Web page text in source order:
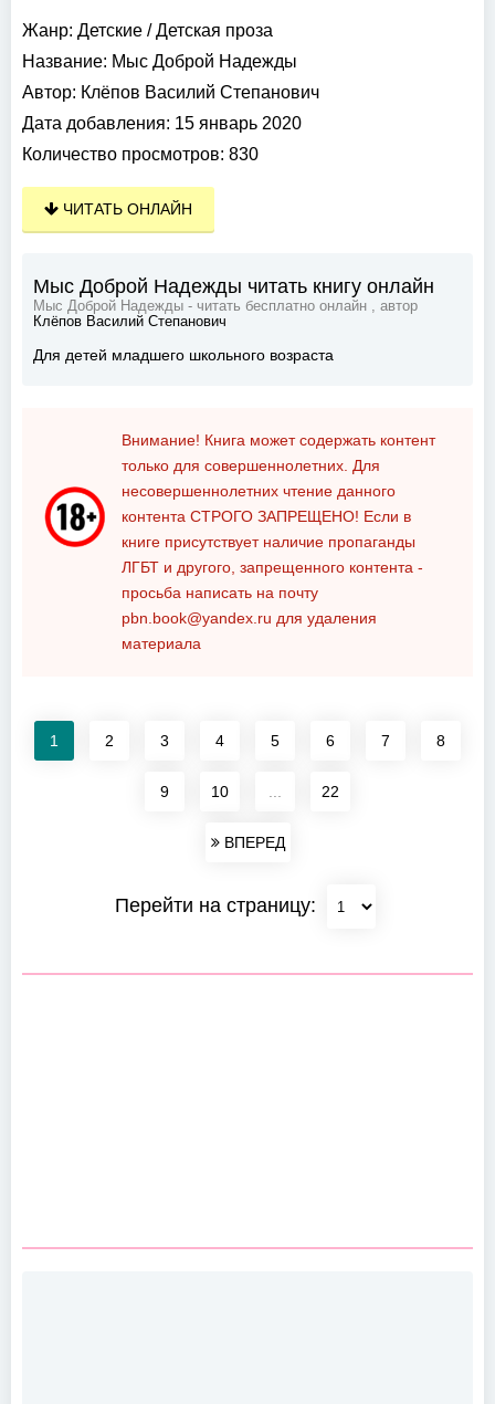
Жанр: Детские /Детская проза
Название: Мыс Доброй Надежды
Автор: Клёпов Василий Степанович
Дата добавления: 15 январь 2020
Количество просмотров: 830
ЧИТАТЬ ОНЛАЙН
Мыс Доброй Надежды читать книгу онлайн
Мыс Доброй Надежды - читать бесплатно онлайн , автор
Клёпов Василий Степанович
Для детей младшего школьного возраста
Внимание! Книга может содержать контент
только для совершеннолетних. Для
несовершеннолетних чтение данного
контента СТРОГО ЗАПРЕЩЕНО! Если в
книге присутствует наличие пропаганды
ЛГБТ и другого, запрещенного контента -
просьба написать на почту
pbn.book@yandex.ru для удаления
материала
1 2 3 4 5 6 7 8
9 10 22
ВПЕРЕД
Перейти на страницу: